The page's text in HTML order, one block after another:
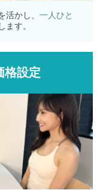
活かし、 一人ひと
ます。
格設定